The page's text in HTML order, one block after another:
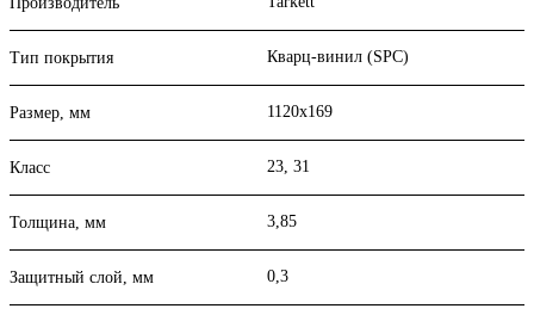
Тип покрытия Кварц-винил (SPC)
Размер, мм 1120x169
Класс 23, 31
Толщина, мм 3,85
Защитный слой, мм 0,3